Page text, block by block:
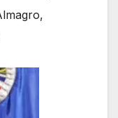
,